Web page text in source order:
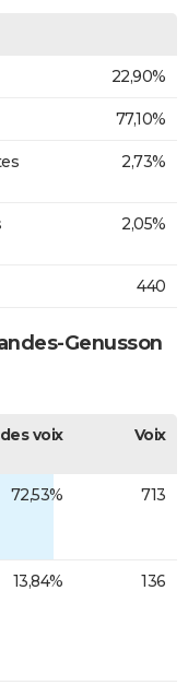
22,90%
77,10%
2,73%
2,05%
440
Genusson
voix Voix
72,53% 713
13,84% 136